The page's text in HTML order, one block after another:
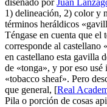
diseñado porJuan
1) delineación, 2) color y
términos heráldicos «
Téngase en cuenta que el
corresponde al castellano «
en castellano esta gavilla
de «tonga», y por eso usé
«tobacco sheaf». Pero
que general, [Real
Pila o porción de cosas